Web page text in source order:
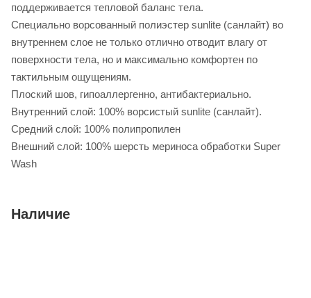
поддерживается тепловой баланс тела.
Специально ворсованный полиэстер sunlite (санлайт) во
внутреннем слое не только отлично отводит влагу от
поверхности тела, но и максимально комфортен по
тактильным ощущениям.
Плоский шов, гипоаллергенно, антибактериально.
Внутренний слой: 100% ворсистый sunlite (санлайт).
Средний слой: 100% полипропилен
Внешний слой: 100% шерсть мериноса обработки Super
Wash
Наличие